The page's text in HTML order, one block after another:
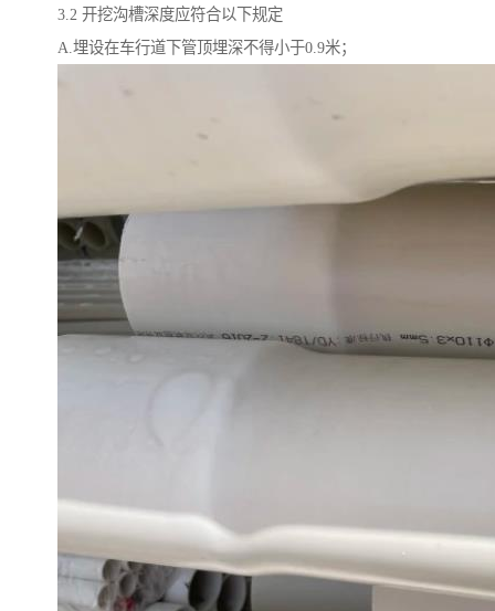
3.2 开挖沟槽深度应符合以下规定
A.埋设在车行道下管顶埋深不得小于0.9米；